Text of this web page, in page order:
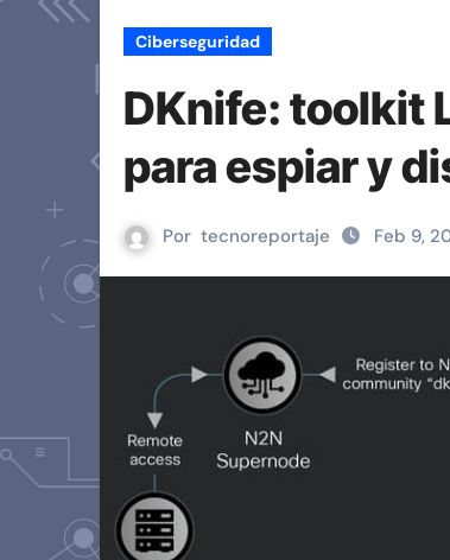
Ciberseguridad
DKnife: toolkit
para espiar y
Por tecnoreportaje Feb 9,